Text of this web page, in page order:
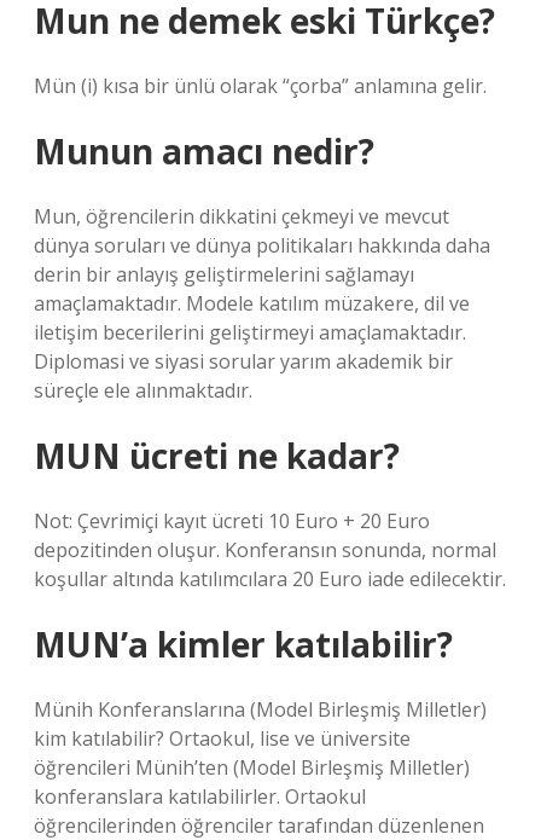
Mun ne demek eski Türkçe?
Mün (i) kısa bir ünlü olarak “çorba” anlamına gelir.
Munun amacı nedir?
Mun, öğrencilerin dikkatini çekmeyi ve mevcut
dünya soruları ve dünya politikaları hakkında daha
derin bir anlayış geliştirmelerini sağlamayı
amaçlamaktadır. Modele katılım müzakere, dil ve
iletişim becerilerini geliştirmeyi amaçlamaktadır.
Diplomasi ve siyasi sorular yarım akademik bir
süreçle ele alınmaktadır.
MUN ücreti ne kadar?
Not: Çevrimiçi kayıt ücreti 10 Euro + 20 Euro
depozitinden oluşur. Konferansın sonunda, normal
koşullar altında katılımcılara 20 Euro iade edilecektir.
MUN’a kimler katılabilir?
Münih Konferanslarına (Model Birleşmiş Milletler)
kim katılabilir? Ortaokul, lise ve üniversite
öğrencileri Münih’ten (Model Birleşmiş Milletler)
konferanslara katılabilirler. Ortaokul
öğrencilerinden öğrenciler tarafından düzenlenen